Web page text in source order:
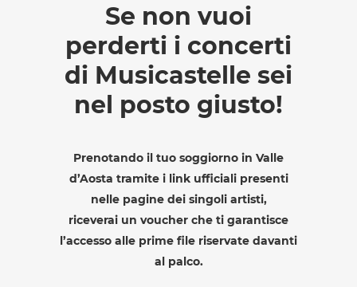
Se non vuoi
perderti i concerti
di Musicastelle sei
nel posto giusto!
Prenotando il tuo soggiorno in Valle
d’Aosta tramite i link ufficiali presenti
nelle pagine dei singoli artisti,
riceverai un voucher che ti garantisce
l’accesso alle prime file riservate davanti
al palco.